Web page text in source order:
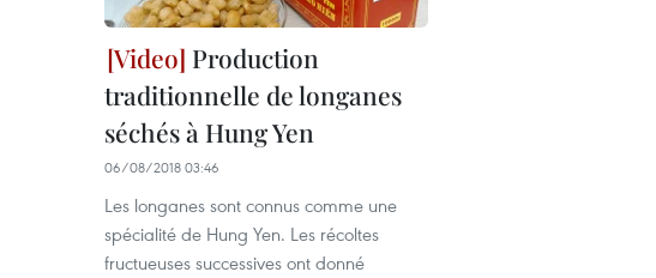
Production
traditionnelle de longanes
séchés à Hung Yen
06/08/2018 03:46
Les longanes sont connus comme une
spécialité de Hung Yen. Les récoltes
fructueuses successives ont donné